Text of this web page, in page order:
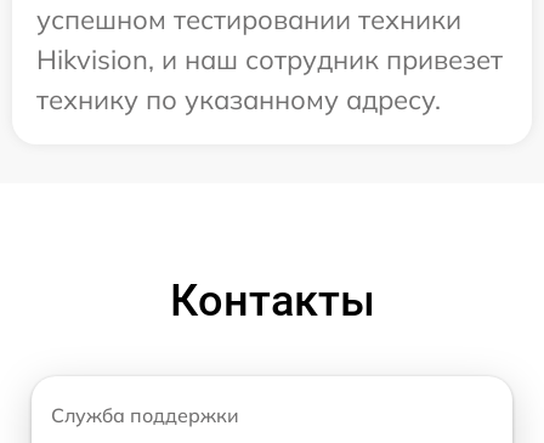
успешном тестировании техники
Hikvision, и наш сотрудник привезет
технику по указанному адресу.
Контакты
Служба поддержки